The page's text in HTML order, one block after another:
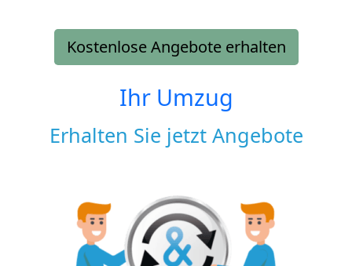
Kostenlose Angebote erhalten
Ihr Umzug
Erhalten Sie jetzt Angebote